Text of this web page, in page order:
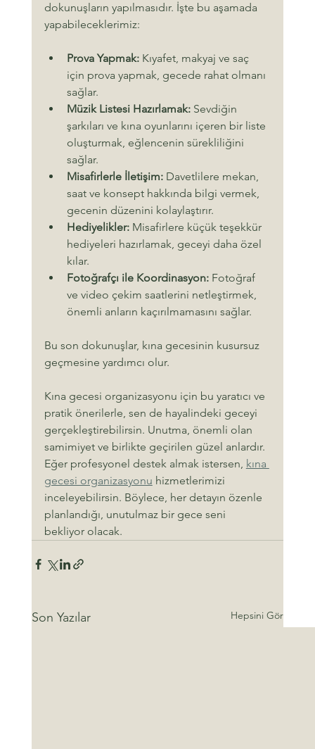
dokunuşların yapılmasıdır. İşte bu aşamada
yapabileceklerimiz:
Prova Yapmak: Kıyafet, makyaj ve saç
için prova yapmak, gecede rahat olmanı
sağlar.
Müzik Listesi Hazırlamak: Sevdiğin
şarkıları ve kına oyunlarını içeren bir liste
oluşturmak, eğlencenin sürekliliğini
sağlar.
Misafirlerle İletişim: Davetlilere mekan,
saat ve konsept hakkında bilgi vermek,
gecenin düzenini kolaylaştırır.
Hediyelikler: Misafirlere küçük teşekkür
hediyeleri hazırlamak, geceyi daha özel
kılar.
Fotoğrafçı ile Koordinasyon: Fotoğraf
ve video çekim saatlerini netleştirmek,
önemli anların kaçırılmamasını sağlar.
Bu son dokunuşlar, kına gecesinin kusursuz
geçmesine yardımcı olur.
Kına gecesi organizasyonu için bu yaratıcı ve
pratik önerilerle, sen de hayalindeki geceyi
gerçekleştirebilirsin. Unutma, önemli olan
samimiyet ve birlikte geçirilen güzel anlardır.
Eğer profesyonel destek almak istersen, kına
gecesi organizasyonu hizmetlerimizi
inceleyebilirsin. Böylece, her detayın özenle
planlandığı, unutulmaz bir gece seni
bekliyor olacak.
Son Yazılar Hepsini Gör